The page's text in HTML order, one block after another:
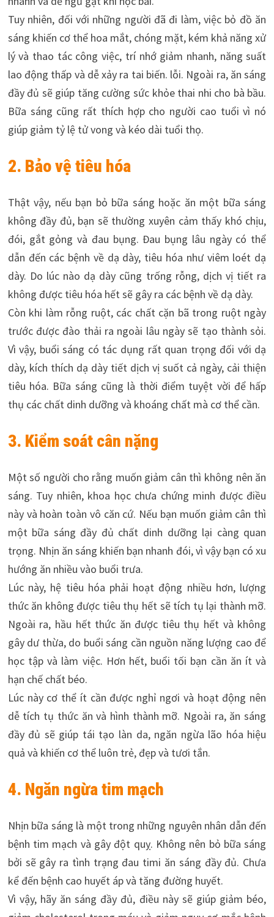
Tuy nhiên, đối với những người đã đi làm, việc bỏ đồ ăn
sáng khiến cơ thể hoa mắt, chóng mặt, kém khả năng xử
lý và thao tác công việc, trí nhớ giảm nhanh, năng suất
lao động thấp và dễ xảy ra tai biến. lỗi. Ngoài ra, ăn sáng
đầy đủ sẽ giúp tăng cường sức khỏe thai nhi cho bà bầu.
Bữa sáng cũng rất thích hợp cho người cao tuổi vì nó
giúp giảm tỷ lệ tử vong và kéo dài tuổi thọ.
2. Bảo vệ tiêu hóa
Thật vậy, nếu bạn bỏ bữa sáng hoặc ăn một bữa sáng
không đầy đủ, bạn sẽ thường xuyên cảm thấy khó chịu,
đói, gắt gỏng và đau bụng. Đau bụng lâu ngày có thể
dẫn đến các bệnh về dạ dày, tiêu hóa như viêm loét dạ
dày. Do lúc nào dạ dày cũng trống rỗng, dịch vị tiết ra
không được tiêu hóa hết sẽ gây ra các bệnh về dạ dày.
Còn khi làm rỗng ruột, các chất cặn bã trong ruột ngày
trước được đào thải ra ngoài lâu ngày sẽ tạo thành sỏi.
Vì vậy, buổi sáng có tác dụng rất quan trọng đối với dạ
dày, kích thích dạ dày tiết dịch vị suốt cả ngày, cải thiện
tiêu hóa. Bữa sáng cũng là thời điểm tuyệt vời để hấp
thụ các chất dinh dưỡng và khoáng chất mà cơ thể cần.
3. Kiểm soát cân nặng
Một số người cho rằng muốn giảm cân thì không nên ăn
sáng. Tuy nhiên, khoa học chưa chứng minh được điều
này và hoàn toàn vô căn cứ. Nếu bạn muốn giảm cân thì
một bữa sáng đầy đủ chất dinh dưỡng lại càng quan
trọng. Nhịn ăn sáng khiến bạn nhanh đói, vì vậy bạn có xu
hướng ăn nhiều vào buổi trưa.
Lúc này, hệ tiêu hóa phải hoạt động nhiều hơn, lượng
thức ăn không được tiêu thụ hết sẽ tích tụ lại thành mỡ.
Ngoài ra, hầu hết thức ăn được tiêu thụ hết và không
gây dư thừa, do buổi sáng cần nguồn năng lượng cao để
học tập và làm việc. Hơn hết, buổi tối bạn cần ăn ít và
hạn chế chất béo.
Lúc này cơ thể ít cần được nghỉ ngơi và hoạt động nên
dễ tích tụ thức ăn và hình thành mỡ. Ngoài ra, ăn sáng
đầy đủ sẽ giúp tái tạo làn da, ngăn ngừa lão hóa hiệu
quả và khiến cơ thể luôn trẻ, đẹp và tươi tắn.
4. Ngăn ngừa tim mạch
Nhịn bữa sáng là một trong những nguyên nhân dẫn đến
bệnh tim mạch và gây đột quỵ. Không nên bỏ bữa sáng
bởi sẽ gây ra tình trạng đau timi ăn sáng đầy đủ. Chưa
kể đến bệnh cao huyết áp và tăng đường huyết.
Vì vậy, hãy ăn sáng đầy đủ, điều này sẽ giúp giảm béo,